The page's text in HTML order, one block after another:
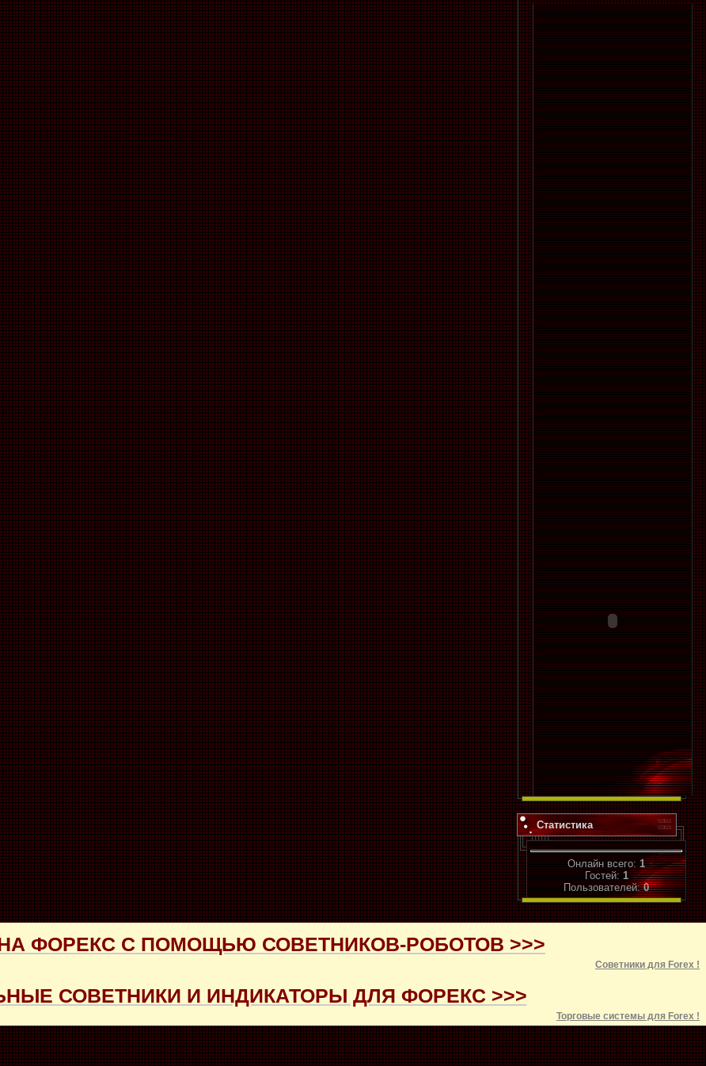
Статистика
Онлайн всего:1
Гостей: 1
Пользователей:0
ФОРЕКС С ПОМОЩЬЮ СОВЕТНИКОВ-РОБОТОВ >>>
Советники для Forex !
СОВЕТНИКИ И ИНДИКАТОРЫ ДЛЯ ФОРЕКС >>>
Торговые системы для Forex !